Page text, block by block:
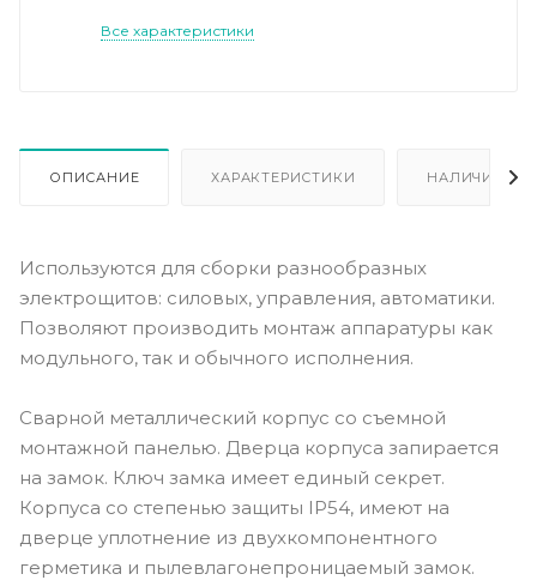
Все характеристики
ОПИСАНИЕ ХАРАКТЕРИСТИКИ НАЛИЧИЕ
Используются для сборки разнообразных
электрощитов: силовых, управления, автоматики.
Позволяют производить монтаж аппаратуры как
модульного, так и обычного исполнения.
Сварной металлический корпус со съемной
монтажной панелью. Дверца корпуса запирается
на замок. Ключ замка имеет единый секрет.
Корпуса со степенью защиты IP54, имеют на
дверце уплотнение из двухкомпонентного
герметика и пылевлагонепроницаемый замок.